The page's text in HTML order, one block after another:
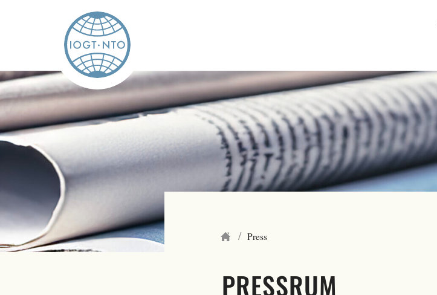
/ Press
PRESSRUM